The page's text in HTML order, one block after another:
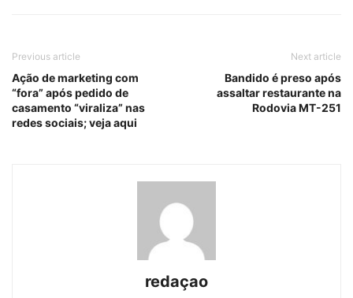
Previous article
Ação de marketing com
“fora” após pedido de
casamento “viraliza” nas
redes sociais; veja aqui
Next article
Bandido é preso após
assaltar restaurante na
Rodovia MT-251
redaçao